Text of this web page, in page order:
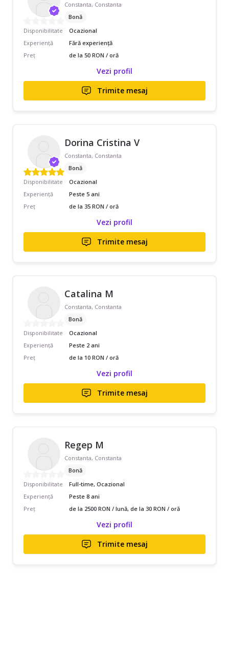
Constanta, Constanta
Bonă
Disponibilitate
Ocazional
Experiență
Fără experiență
Preț
de la 50 RON / oră
Vezi profil
Trimite mesaj
Dorina Cristina V
Constanta, Constanta
Bonă
Disponibilitate
Ocazional
Experiență
Peste 5 ani
Preț
de la 35 RON / oră
Vezi profil
Trimite mesaj
Catalina M
Constanta, Constanta
Bonă
Disponibilitate
Ocazional
Experiență
Peste 2 ani
Preț
de la 10 RON / oră
Vezi profil
Trimite mesaj
Regep M
Constanta, Constanta
Bonă
Disponibilitate
Full-time, Ocazional
Experiență
Peste 8 ani
Preț
de la 2500 RON / lună, de la 30 RON / oră
Vezi profil
Trimite mesaj